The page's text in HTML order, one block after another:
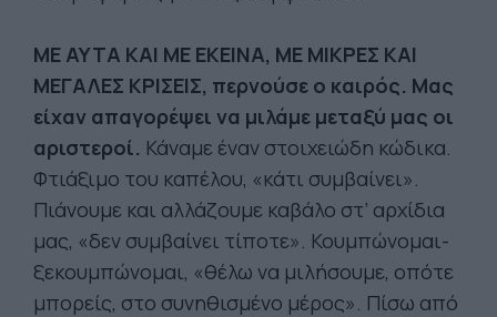
ΜΕ ΑΥΤΑ ΚΑΙ ΜΕ ΕΚΕΙΝΑ, ΜΕ ΜΙΚΡΕΣ ΚΑΙ
ΜΕΓΑΛΕΣ ΚΡΙΣΕΙΣ, περνούσε ο καιρός. Μας
είχαν απαγορέψει να μιλάμε μεταξύ μας οι
αριστεροί. Κάναμε έναν στοιχειώδη κώδικα.
Φτιάξιμο του καπέλου, «κάτι συμβαίνει».
Πιάνουμε και αλλάζουμε καβάλο στ’ αρχίδια
μας, «δεν συμβαίνει τίποτε». Κουμπώνομαι-
ξεκουμπώνομαι, «θέλω να μιλήσουμε, οπότε
μπορείς, στο συνηθισμένο μέρος». Πίσω από